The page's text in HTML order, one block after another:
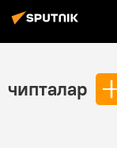
чипталар